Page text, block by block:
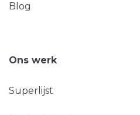
Blog
Ons werk
Superlijst